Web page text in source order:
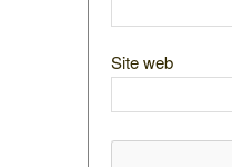
Site web